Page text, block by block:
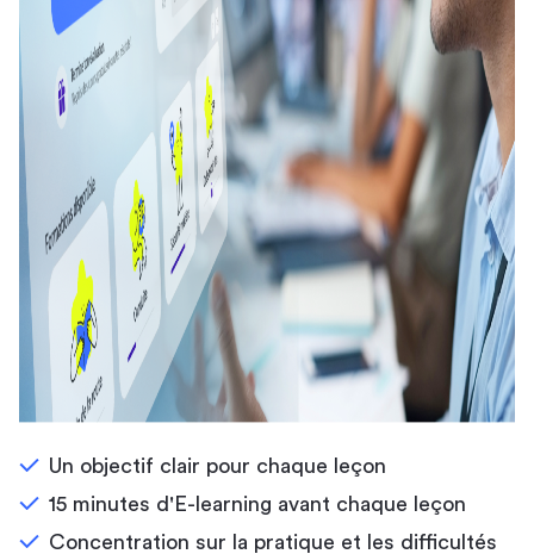
Un objectif clair pour chaque leçon
15 minutes d'E-learning avant chaque leçon
Concentration sur la pratique et les difficultés